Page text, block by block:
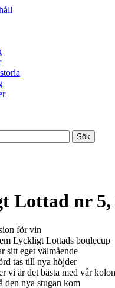
Sök
Lottad nr 5,
för vin
Lyckligt Lottads boulecup
sitt eget välmående
tas till nya höjder
vi är det bästa med vår
den nya stugan kom